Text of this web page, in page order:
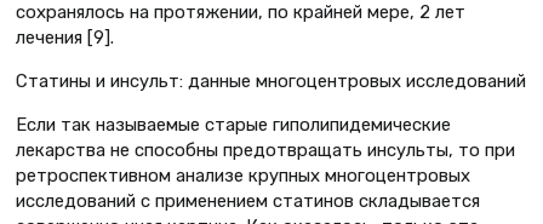
сохранялось на протяжении, по крайней мере, 2 лет
лечения [9].
Статины и инсульт: данные многоцентровых исследований
Если так называемые старые гиполипидемические
лекарства не способны предотвращать инсульты, то при
ретроспективном анализе крупных многоцентровых
исследований с применением статинов складывается